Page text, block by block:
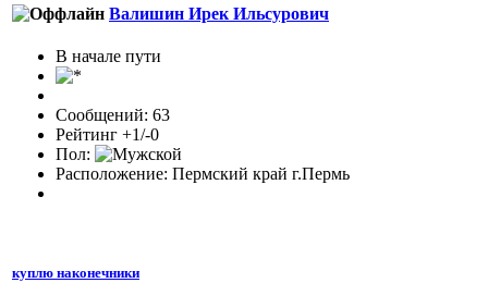
Валишин Ирек Ильсурович
В начале пути
Сообщений: 63
Рейтинг +1/-0
Пол:
Расположение: Пермский край г.Пермь
куплю наконечники